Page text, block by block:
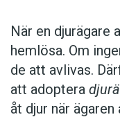
När en djurägare
hemlösa. Om
de att avlivas.
att adoptera
åt djur när ägaren